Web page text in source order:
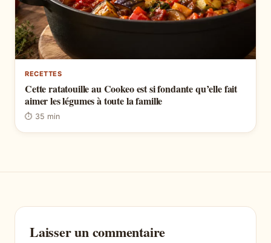
RECETTES
Cette ratatouille au Cookeo est si fondante qu’elle fait
aimer les légumes à toute la famille
⏱ 35 min
Laisser un commentaire